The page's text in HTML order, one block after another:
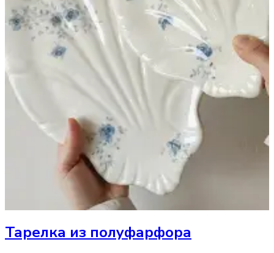
Тарелка из полуфарфора